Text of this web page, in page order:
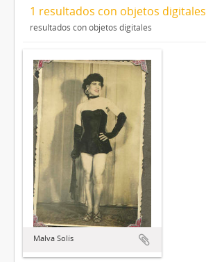
1 resultados con objetos digitales
resultados con objetos digitales
Malva Solís